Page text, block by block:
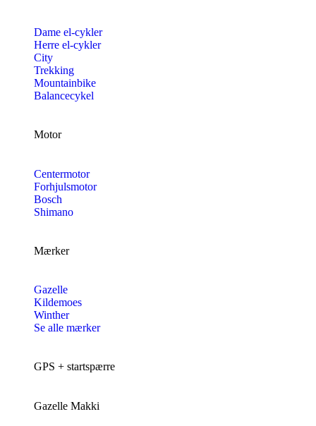
Dame el-cykler
Herre el-cykler
City
Trekking
Mountainbike
Balancecykel
Motor
Centermotor
Forhjulsmotor
Bosch
Shimano
Mærker
Gazelle
Kildemoes
Winther
Se alle mærker
GPS + startspærre
Gazelle Makki